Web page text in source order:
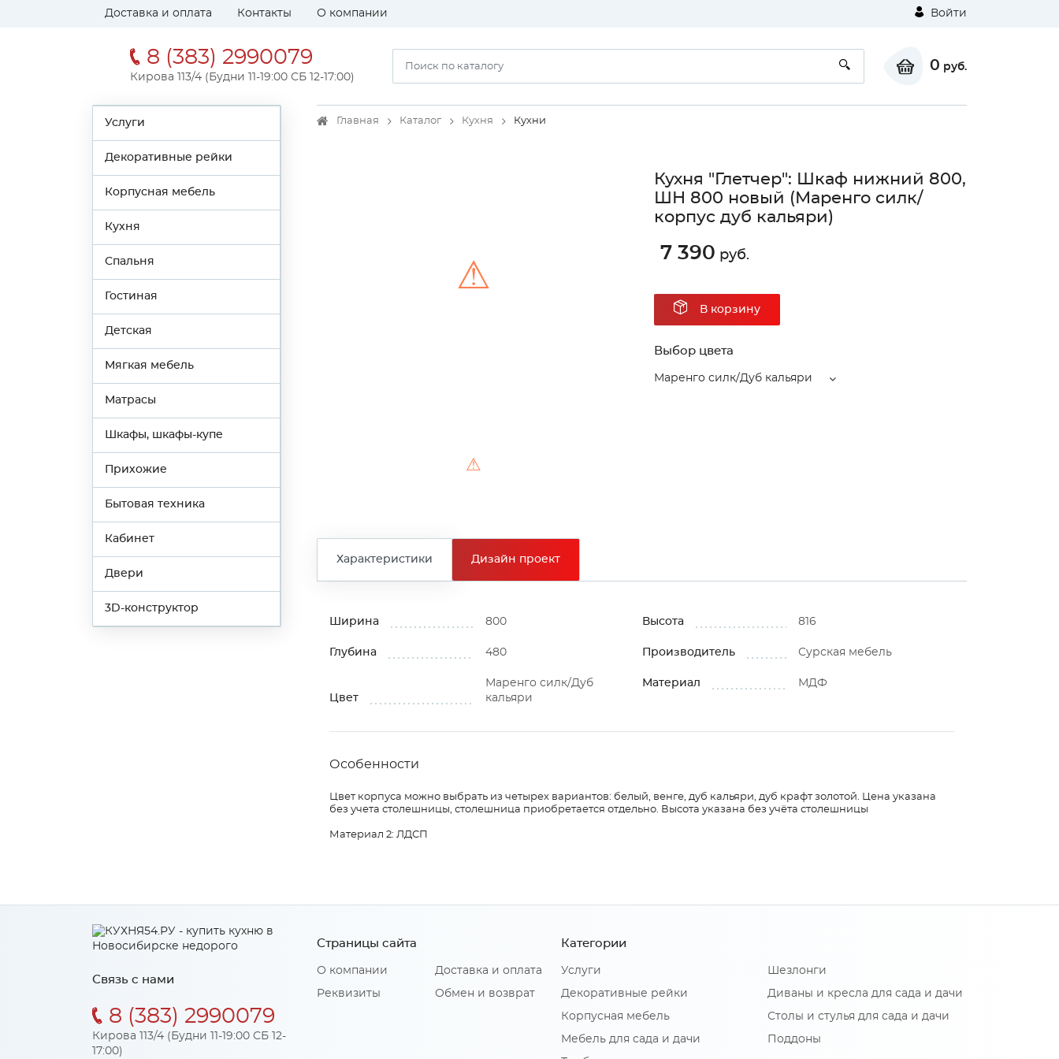
Доставка и оплата Контакты О компании Войти
8 (383) 2990079
Кирова 113/4 (Будни 11-19:00 СБ 12-17:00)
0 руб.
Услуги
Декоративные рейки
Корпусная мебель
Кухня
Спальня
Гостиная
Детская
Мягкая мебель
Матрасы
Шкафы, шкафы-купе
Прихожие
Бытовая техника
Кабинет
Двери
3D-конструктор
Главная Каталог Кухня Кухни
⚠
⚠
Кухня "Глетчер": Шкаф нижний 800,
ШН 800 новый (Маренго силк/
корпус дуб кальяри)
7 390 руб.
В корзину
Выбор цвета
Маренго силк/Дуб кальяри
Характеристики Дизайн проект
Ширина 800 Высота 816
Глубина 480 Производитель Сурская мебель
Цвет
Маренго силк/Дуб
кальяри
Материал МДФ
Особенности
Цвет корпуса можно выбрать из четырех вариантов: белый, венге, дуб кальяри, дуб крафт золотой. Цена указана
без учета столешницы, столешница приобретается отдельно. Высота указана без учёта столешницы
Материал 2: ЛДСП
Связь с нами
8 (383) 2990079
Кирова 113/4 (Будни 11-19:00 СБ 12-
17:00)
Страницы сайта
О компании
Реквизиты
Доставка и оплата
Обмен и возврат
Категории
Услуги
Декоративные рейки
Корпусная мебель
Мебель для сада и дачи
Шезлонги
Диваны и кресла для сада и дачи
Столы и стулья для сада и дачи
Поддоны